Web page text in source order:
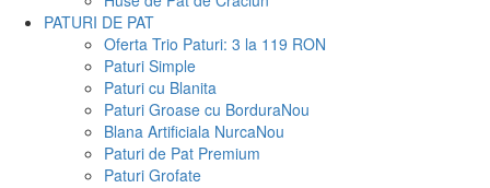
PATURI DE PAT
Oferta Trio Paturi: 3 la 119 RON
Paturi Simple
Paturi cu Blanita
Paturi Groase cu BorduraNou
Blana Artificiala NurcaNou
Paturi de Pat Premium
Paturi Grofate